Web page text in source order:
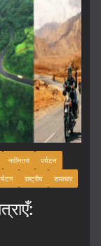
नवीनतम
पर्यटन
राष्ट्रीय समाचार